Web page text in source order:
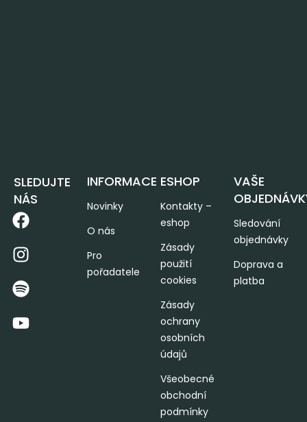
SLEDUJTE
NÁS
INFORMACE
Novinky
O nás
Pro
pořadatele
ESHOP
Kontakty –
eshop
Zásady
použití
cookies
Zásady
ochrany
osobních
údajů
Všeobecné
obchodní
podmínky
VAŠE
Sledování
objednávky
Doprava a
platba